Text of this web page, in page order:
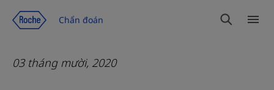
Chẩn đoán
Tìm
03 tháng mười, 2020